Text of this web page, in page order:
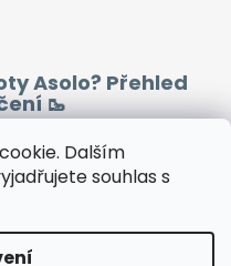
Dalším
souhlas s
Asolo? Přehled
🥾